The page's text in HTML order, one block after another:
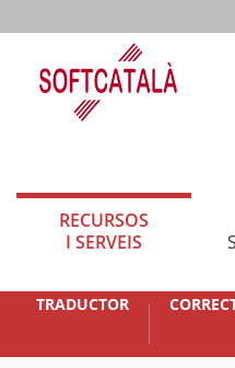
RECURSOS
I SERVEIS
TRADUCTOR